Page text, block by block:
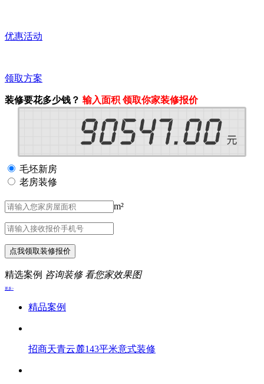
优惠活动
领取方案
装修要花多少钱？ 输入面积 领取你家装修报价
毛坯新房
老房装修
m²
点我领取装修报价
精选案例 咨询装修 看您家效果图
更多>
精品案例
招商天青云麓143平米意式装修